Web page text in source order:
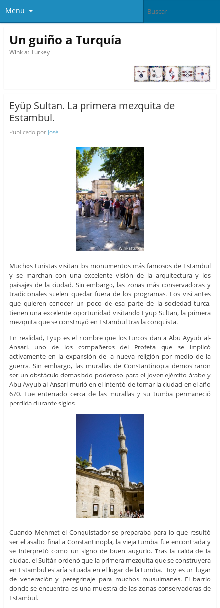
Menu
Un guiño a Turquía
Wink at Turkey
Eyüp Sultan. La primera mezquita de
Estambul.
Publicado por José
Muchos turistas visitan los monumentos más famosos de Estambul
y se marchan con una excelente visión de la arquitectura y los
paisajes de la ciudad. Sin embargo, las zonas más conservadoras y
tradicionales suelen quedar fuera de los programas. Los visitantes
que quieren conocer un poco de esa parte de la sociedad turca,
tienen una excelente oportunidad visitando Eyüp Sultan, la primera
mezquita que se construyó en Estambul tras la conquista.
En realidad, Eyüp es el nombre que los turcos dan a Abu Ayyub al-
Ansari, uno de los compañeros del Profeta que se implicó
activamente en la expansión de la nueva religión por medio de la
guerra. Sin embargo, las murallas de Constantinopla demostraron
ser un obstáculo demasiado poderoso para el joven ejército árabe y
Abu Ayyub al-Ansari murió en el intentó de tomar la ciudad en el año
670. Fue enterrado cerca de las murallas y su tumba permaneció
perdida durante siglos.
Cuando Mehmet el Conquistador se preparaba para lo que resultó
ser el asalto final a Constantinopla, la vieja tumba fue encontrada y
se interpretó como un signo de buen augurio. Tras la caída de la
ciudad, el Sultán ordenó que la primera mezquita que se construyera
en Estambul estaría situada en el lugar de la tumba. Hoy es un lugar
de veneración y peregrinaje para muchos musulmanes. El barrio
donde se encuentra es una muestra de las zonas conservadoras de
Estambul.